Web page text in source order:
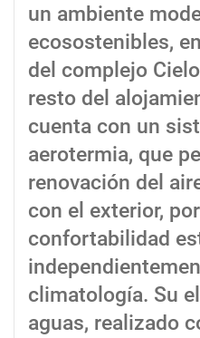
un ambiente
ecosostenibles,
del complejo
resto del
cuenta con un
aerotermia, que
renovación del
con el exterior,
confortabilidad
climatología. Su
aguas, realizado